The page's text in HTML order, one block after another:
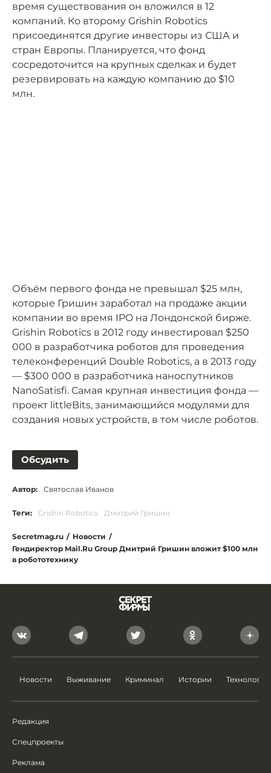
время существования он вложился в 12
компаний. Ко второму Grishin Robotics
присоединятся другие инвесторы из США и
стран Европы. Планируется, что фонд
сосредоточится на крупных сделках и будет
резервировать на каждую компанию до $10
млн.
Объём первого фонда не превышал $25 млн,
которые Гришин заработал на продаже акции
компании во время IPO на Лондонской бирже.
Grishin Robotics в 2012 году инвестировал $250
000 в разработчика роботов для проведения
телеконференций Double Robotics, а в 2013 году
— $300 000 в разработчика наноспутников
NanoSatisfi. Самая крупная инвестиция фонда —
проект littleBits, занимающийся модулями для
создания новых устройств, в том числе роботов.
Обсудить
Автор: Святослав Иванов
Теги: Grishin Robotics Дмитрий Гришин
Secretmag.ru / Новости /
Гендиректор Mail.Ru Group Дмитрий Гришин вложит $100 млн
в робототехнику
Новости Выживание Криминал Истории Технологии
Редакция
Спецпроекты
Реклама